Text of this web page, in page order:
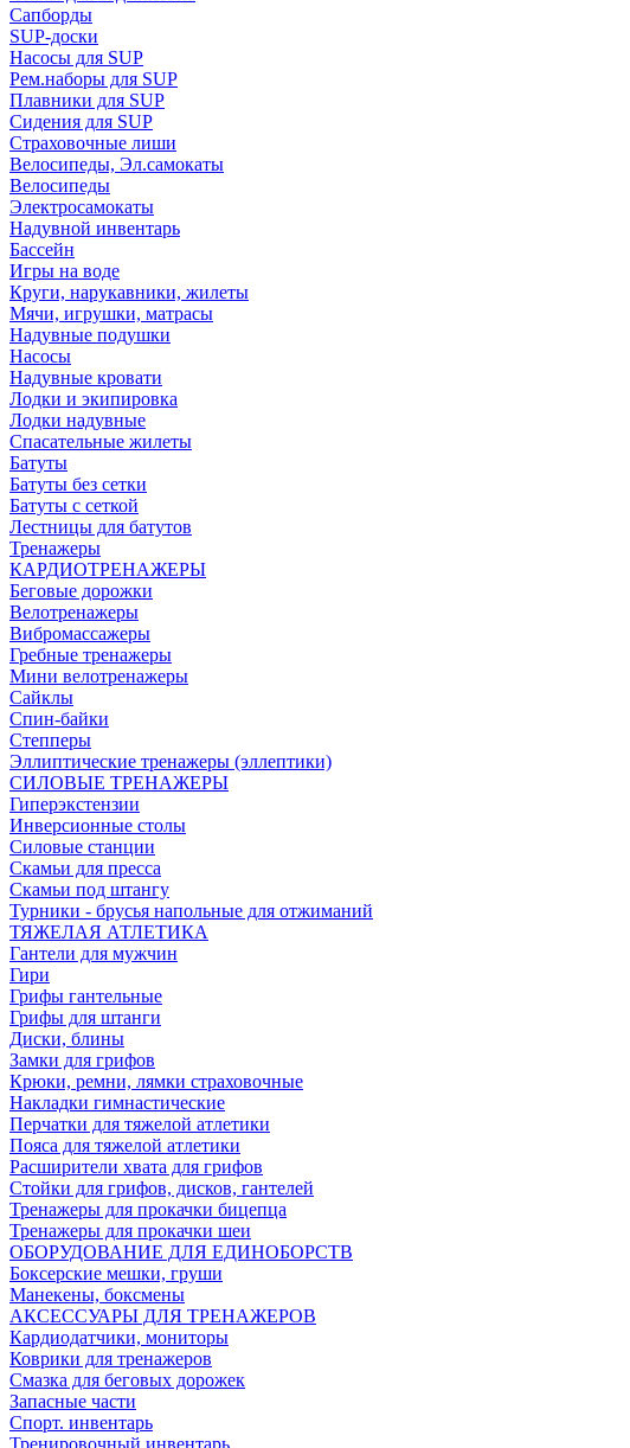
Сапборды
SUP-доски
Насосы для SUP
Рем.наборы для SUP
Плавники для SUP
Сидения для SUP
Страховочные лиши
Велосипеды, Эл.самокаты
Велосипеды
Электросамокаты
Надувной инвентарь
Бассейн
Игры на воде
Круги, нарукавники, жилеты
Мячи, игрушки, матрасы
Надувные подушки
Насосы
Надувные кровати
Лодки и экипировка
Лодки надувные
Спасательные жилеты
Батуты
Батуты без сетки
Батуты с сеткой
Лестницы для батутов
Тренажеры
КАРДИОТРЕНАЖЕРЫ
Беговые дорожки
Велотренажеры
Вибромассажеры
Гребные тренажеры
Мини велотренажеры
Сайклы
Спин-байки
Степперы
Эллиптические тренажеры (эллептики)
СИЛОВЫЕ ТРЕНАЖЕРЫ
Гиперэкстензии
Инверсионные столы
Силовые станции
Скамьи для пресса
Скамьи под штангу
Турники - брусья напольные для отжиманий
ТЯЖЕЛАЯ АТЛЕТИКА
Гантели для мужчин
Гири
Грифы гантельные
Грифы для штанги
Диски, блины
Замки для грифов
Крюки, ремни, лямки страховочные
Накладки гимнастические
Перчатки для тяжелой атлетики
Пояса для тяжелой атлетики
Расширители хвата для грифов
Стойки для грифов, дисков, гантелей
Тренажеры для прокачки бицепца
Тренажеры для прокачки шеи
ОБОРУДОВАНИЕ ДЛЯ ЕДИНОБОРСТВ
Боксерские мешки, груши
Манекены, боксмены
АКСЕССУАРЫ ДЛЯ ТРЕНАЖЕРОВ
Кардиодатчики, мониторы
Коврики для тренажеров
Смазка для беговых дорожек
Запасные части
Спорт. инвентарь
Тренировочный инвентарь